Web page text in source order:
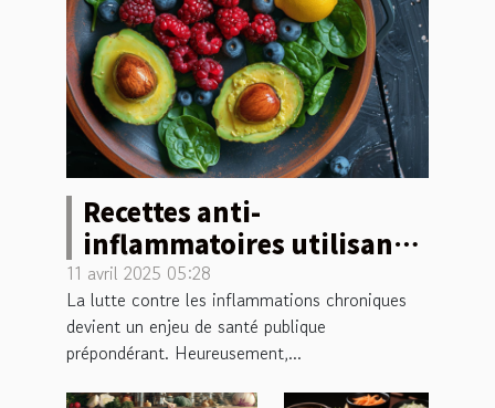
Recettes anti-
inflammatoires utilisant
des superaliments
11 avril 2025 05:28
La lutte contre les inflammations chroniques
devient un enjeu de santé publique
prépondérant. Heureusement,...